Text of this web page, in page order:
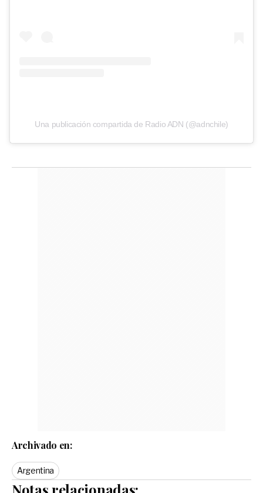
Una publicación compartida de Radio ADN (@adnchile)
Archivado en:
Argentina